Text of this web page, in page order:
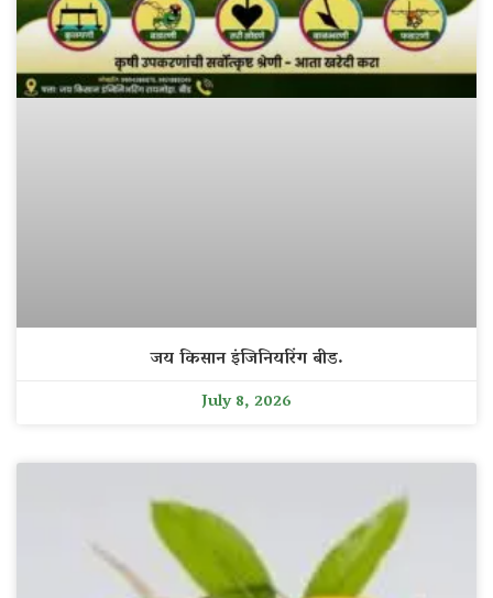
जय किसान इंजिनियरिंग बीड.
July 8, 2026